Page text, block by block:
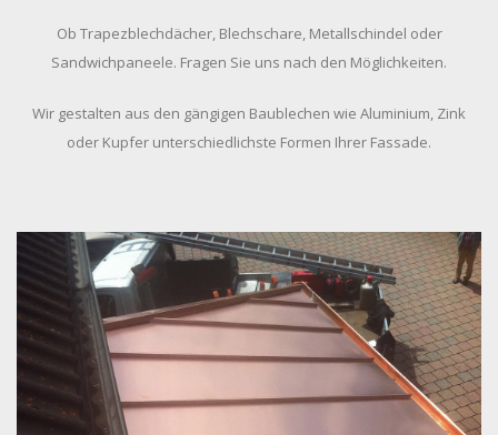
Ob Trapezblechdächer, Blechschare, Metallschindel oder
Sandwichpaneele. Fragen Sie uns nach den Möglichkeiten.
Wir gestalten aus den gängigen Baublechen wie Aluminium, Zink
oder Kupfer unterschiedlichste Formen Ihrer Fassade.